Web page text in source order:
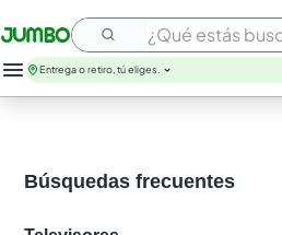
¿Qué estás buscando?
Entrega o retiro, tú eliges.
Búsquedas frecuentes